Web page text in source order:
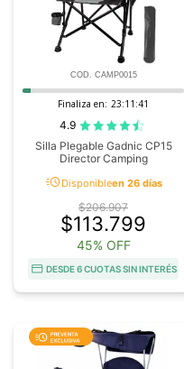
COD. CAMP0015
Finaliza en: 23:11:41
4.9
Silla Plegable Gadnic CP15
Director Camping
acuteDisponibleen 26 días
$206.907
$113.799
45% OFF
DESDE 6 CUOTAS SIN INTERÉS